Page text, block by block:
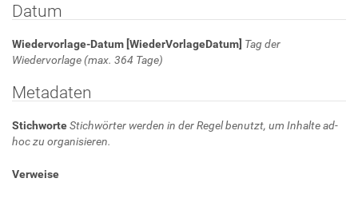
Datum
Wiedervorlage-Datum [WiederVorlageDatum] Tag der
Wiedervorlage (max. 364 Tage)
Metadaten
StichworteStichwörter werden in der Regel benutzt, um Inhalte ad-
hoc zu organisieren.
Verweise